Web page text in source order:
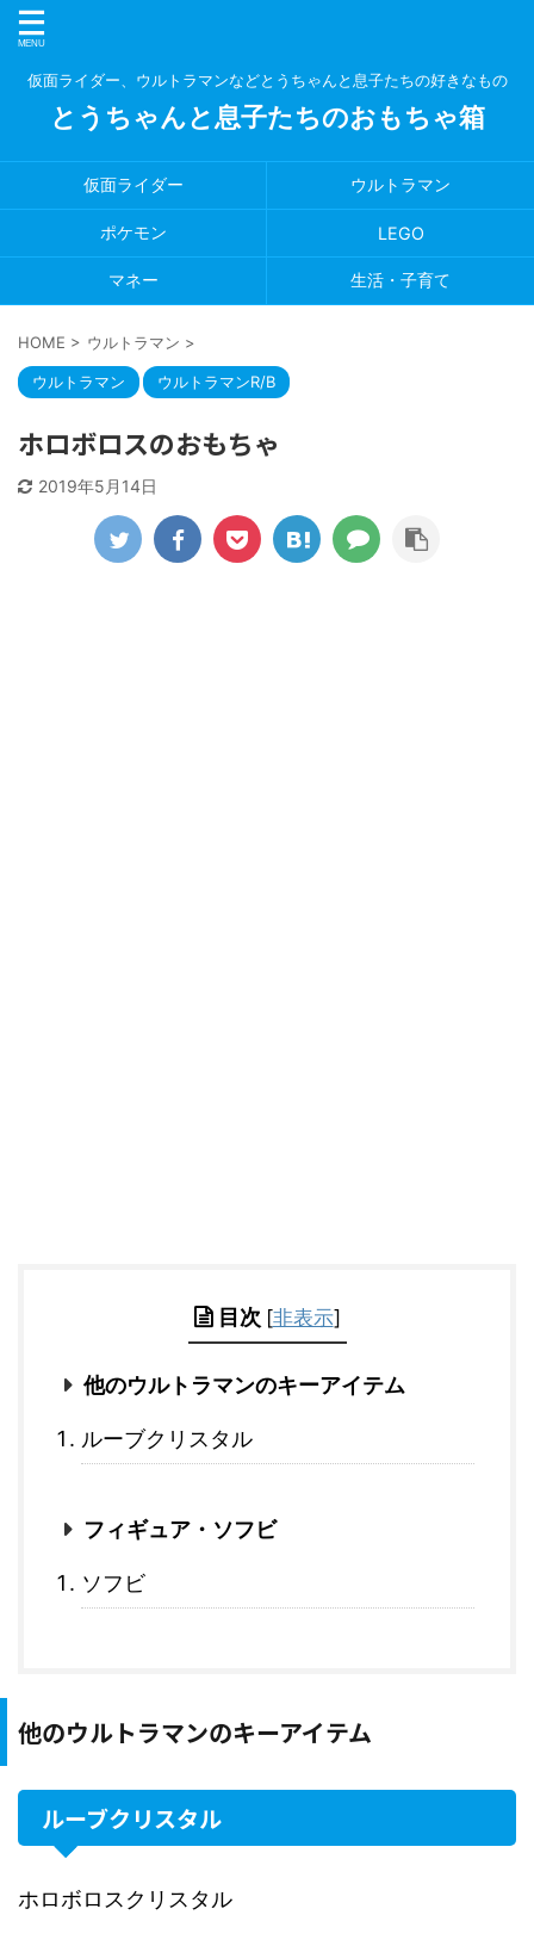
仮面ライダー、ウルトラマンなどとうちゃんと息子たちの好きなもの
とうちゃんと息子たちのおもちゃ箱
仮面ライダー ウルトラマン
ポケモン LEGO
マネー 生活・子育て
HOME > ウルトラマン >
ウルトラマン ウルトラマンR/B
ホロボロスのおもちゃ
2019年5月14日
目次 [非表示]
他のウルトラマンのキーアイテム
ルーブクリスタル
フィギュア・ソフビ
ソフビ
他のウルトラマンのキーアイテム
ルーブクリスタル
ホロボロスクリスタル